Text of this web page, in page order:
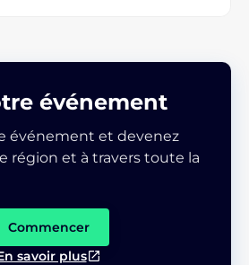
événement
événement et devenez
région et à travers toute la
Commencer
savoir plus